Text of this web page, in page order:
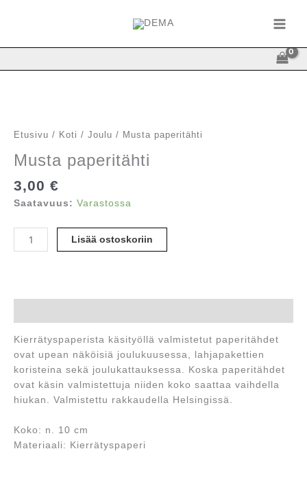
Etusivu / Koti / Joulu / Musta paperitähti
Musta paperitähti
3,00 €
Saatavuus: Varastossa
Musta
paperitähti
Lisää ostoskoriin
Kierrätyspaperista käsityöllä valmistetut paperitähdet
ovat upean näköisiä joulukuusessa, lahjapakettien
koristeina sekä joulukattauksessa. Koska paperitähdet
ovat käsin valmistettuja niiden koko saattaa vaihdella
hiukan. Valmistettu rakkaudella Helsingissä.
Koko: n. 10 cm
Materiaali: Kierrätyspaperi